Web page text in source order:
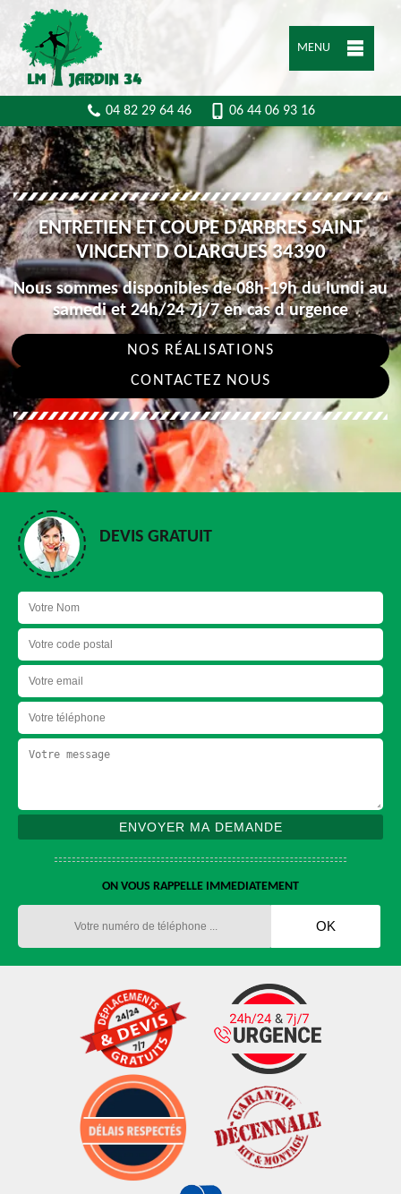
MENU
04 82 29 64 46 06 44 06 93 16
ENTRETIEN ET COUPE D'ARBRES SAINT
VINCENT D OLARGUES 34390
Nous sommes disponibles de 08h-19h du lundi au
samedi et 24h/24 7j/7 en cas d urgence
NOS RÉALISATIONS
CONTACTEZ NOUS
DEVIS GRATUIT
ON VOUS RAPPELLE IMMEDIATEMENT